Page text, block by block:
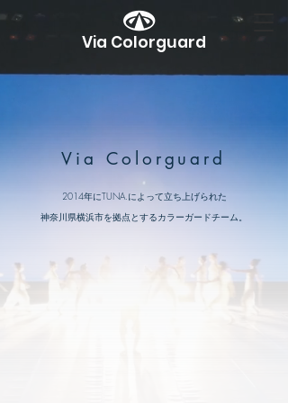
Via Colorguard
Via Colorguard
2014年にTUNA.によって立ち上げられた
​神奈川県横浜市を拠点とするカラーガードチーム。